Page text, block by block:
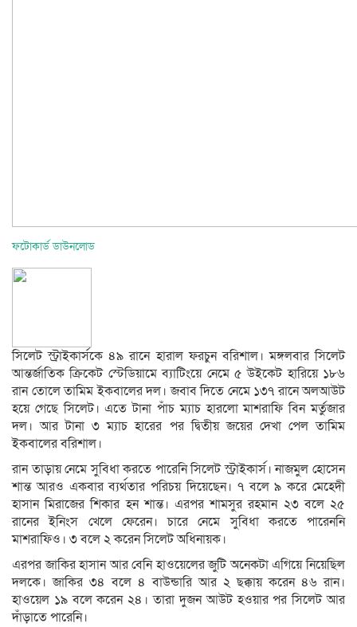
ফটোকার্ড ডাউনলোড
সিলেট স্ট্রাইকার্সকে ৪৯ রানে হারাল ফরচুন বরিশাল। মঙ্গলবার সিলেট
আন্তর্জাতিক ক্রিকেট স্টেডিয়ামে ব্যাটিংয়ে নেমে ৫ উইকেট হারিয়ে ১৮৬
রান তোলে তামিম ইকবালের দল। জবাব দিতে নেমে ১৩৭ রানে অলআউট
হয়ে গেছে সিলেট। এতে টানা পাঁচ ম্যাচ হারলো মাশরাফি বিন মর্তুজার
দল। আর টানা ৩ ম্যাচ হারের পর দ্বিতীয় জয়ের দেখা পেল তামিম
ইকবালের বরিশাল।
রান তাড়ায় নেমে সুবিধা করতে পারেনি সিলেট স্ট্রাইকার্স। নাজমুল হোসেন
শান্ত আরও একবার ব্যর্থতার পরিচয় দিয়েছেন। ৭ বলে ৯ করে মেহেদী
হাসান মিরাজের শিকার হন শান্ত। এরপর শামসুর রহমান ২৩ বলে ২৫
রানের ইনিংস খেলে ফেরেন। চারে নেমে সুবিধা করতে পারেননি
মাশরাফিও। ৩ বলে ২ করেন সিলেট অধিনায়ক।
এরপর জাকির হাসান আর বেনি হাওয়েলের জুটি অনেকটা এগিয়ে নিয়েছিল
দলকে। জাকির ৩৪ বলে ৪ বাউন্ডারি আর ২ ছক্কায় করেন ৪৬ রান।
হাওয়েল ১৯ বলে করেন ২৪। তারা দুজন আউট হওয়ার পর সিলেট আর
দাঁড়াতে পারেনি।